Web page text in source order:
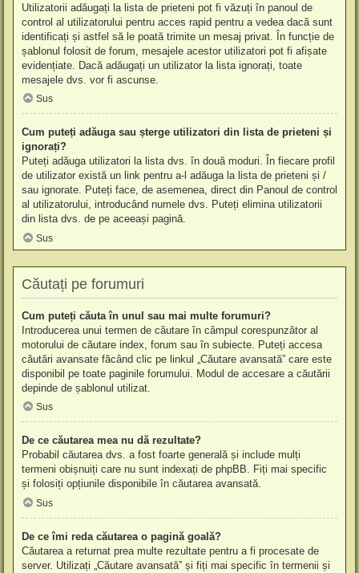
Utilizatorii adăugați la lista de prieteni pot fi văzuți în panoul de
control al utilizatorului pentru acces rapid pentru a vedea dacă sunt
identificați și astfel să le poată trimite un mesaj privat. În funcție de
șablonul folosit de forum, mesajele acestor utilizatori pot fi afișate
evidențiate. Dacă adăugați un utilizator la lista ignorați, toate
mesajele dvs. vor fi ascunse.
Sus
Cum puteți adăuga sau șterge utilizatori din lista de prieteni și
ignorați?
Puteți adăuga utilizatori la lista dvs. în două moduri. În fiecare profil
de utilizator există un link pentru a-l adăuga la lista de prieteni și /
sau ignorate. Puteți face, de asemenea, direct din Panoul de control
al utilizatorului, introducând numele dvs. Puteți elimina utilizatorii
din lista dvs. de pe aceeași pagină.
Sus
Căutați pe forumuri
Cum puteți căuta în unul sau mai multe forumuri?
Introducerea unui termen de căutare în câmpul corespunzător al
motorului de căutare index, forum sau în subiecte. Puteți accesa
căutări avansate făcând clic pe linkul „Căutare avansată” care este
disponibil pe toate paginile forumului. Modul de accesare a căutării
depinde de șablonul utilizat.
Sus
De ce căutarea mea nu dă rezultate?
Probabil căutarea dvs. a fost foarte generală și include mulți
termeni obișnuiți care nu sunt indexați de phpBB. Fiți mai specific
și folosiți opțiunile disponibile în căutarea avansată.
Sus
De ce îmi reda căutarea o pagină goală?
Căutarea a returnat prea multe rezultate pentru a fi procesate de
server. Utilizați „Căutare avansată” și fiți mai specific în termenii și